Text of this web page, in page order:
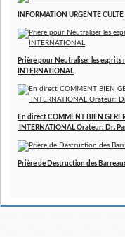
INFORMATION URGENTE
Prière pour Neutraliser les
INTERNATIONAL
En direct COMMENT BIEN
INTERNATIONAL Orateur: Dr.
Prière de Destruction des